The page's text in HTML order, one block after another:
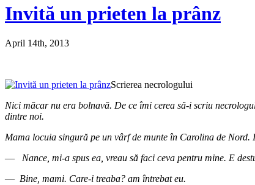
Invită un prieten la prânz
April 14th, 2013
Scrierea necrologului
Nici măcar nu era bolnavă. De ce îmi cerea să-i scriu
dintre noi.
Mama locuia singură pe un vârf de munte în Carolina de Nord.
— Nance, mi-a spus ea, vreau să faci ceva pentru mine. E
— Bine, mami. Care-i treaba? am întrebat eu.